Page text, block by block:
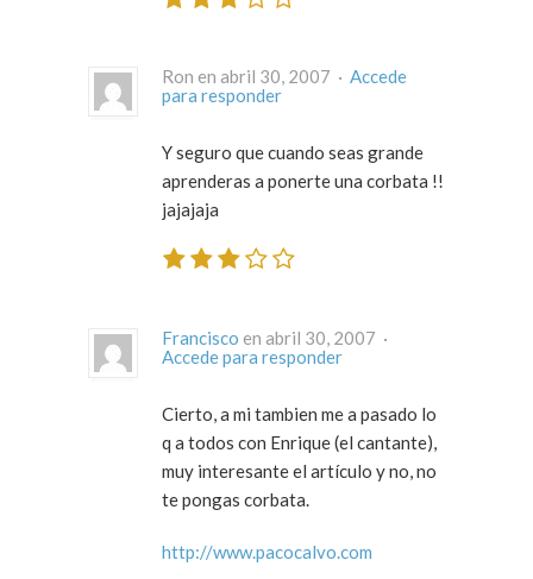
Ron en abril 30, 2007 · Accede
para responder
Y seguro que cuando seas grande
aprenderas a ponerte una corbata !!
jajajaja
Francisco
en abril 30, 2007 ·
Accede para responder
Cierto, a mi tambien me a pasado lo
q a todos con Enrique (el cantante),
muy interesante el artículo y no, no
te pongas corbata.
http://www.pacocalvo.com